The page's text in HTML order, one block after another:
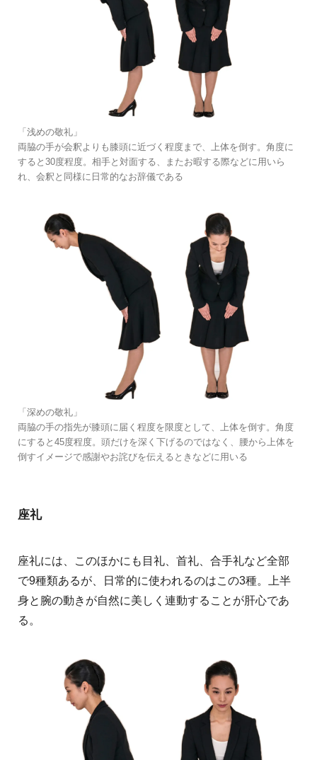
「浅めの敬礼」
両脇の手が会釈よりも膝頭に近づく程度まで、上体を倒す。角度に
すると30度程度。相手と対面する、またお暇する際などに用いら
れ、会釈と同様に日常的なお辞儀である
「深めの敬礼」
両脇の手の指先が膝頭に届く程度を限度として、上体を倒す。角度
にすると45度程度。頭だけを深く下げるのではなく、腰から上体を
倒すイメージで感謝やお詫びを伝えるときなどに用いる
座礼
座礼には、このほかにも目礼、首礼、合手礼など全部
で9種類あるが、日常的に使われるのはこの3種。上半
身と腕の動きが自然に美しく連動することが肝心であ
る。